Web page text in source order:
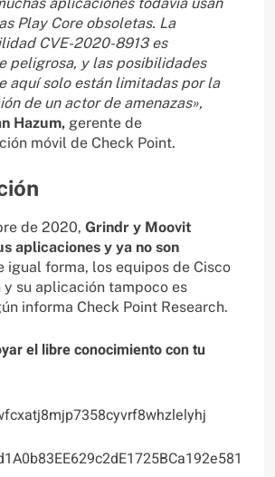
Play Core obsoletas. La
CVE-2020-8913 es
peligrosa, y las posibilidades
aquí solo están limitadas por la
de un actor de amenazas»,
Hazum, gerente de
móvil de Check Point.
de 2020, Grindr y Moovit
aplicaciones y ya no son
igual forma, los equipos de Cisco
y su aplicación tampoco es
informa Check Point Research.
el libre conocimiento con tu